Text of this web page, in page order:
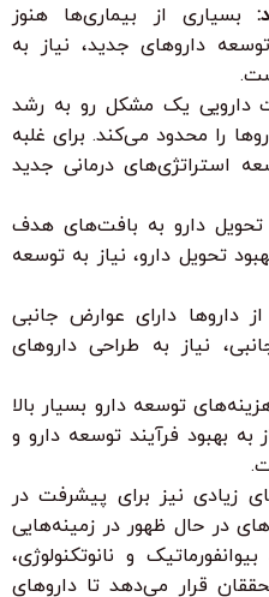
بسیاری از بیماری‌ها هنوز
داروهای جدید، نیاز به
دارویی یک مشکل رو به رشد
را محدود می‌کند. برای غلبه
استراتژی‌های درمانی جدید
دارو به بافت‌های هدف
تحویل دارو، نیاز به توسعه
داروها دارای عوارض جانبی
نیاز به طراحی داروهای
توسعه دارو بسیار بالا
بهبود فرآیند توسعه دارو و
زیادی نیز برای پیشرفت در
در حال ظهور در زمینه‌هایی
و نانوتکنولوژی،
قرار می‌دهد تا داروهای